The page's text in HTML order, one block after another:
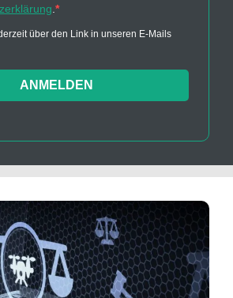
über den Link in unseren E-Mails
ANMELDEN